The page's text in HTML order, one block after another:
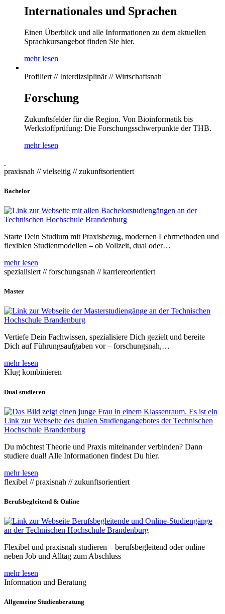
Internationales und Sprachen
Einen Überblick und alle Informationen zu dem aktuellen
Sprachkursangebot finden Sie hier.
mehr lesen
Profiliert // Interdizsiplinär // Wirtschaftsnah
Forschung
Zukunftsfelder für die Region. Von Bioinformatik bis
Werkstoffprüfung: Die Forschungsschwerpunkte der THB.
mehr lesen
praxisnah // vielseitig // zukunftsorientiert
Bachelor
Starte Dein Studium mit Praxisbezug, modernen Lehrmethoden und
flexiblen Studienmodellen – ob Vollzeit, dual oder…
mehr lesen
spezialisiert // forschungsnah // karriereorientiert
Master
Vertiefe Dein Fachwissen, spezialisiere Dich gezielt und bereite
Dich auf Führungsaufgaben vor – forschungsnah,…
mehr lesen
Klug kombinieren
Dual studieren
Du möchtest Theorie und Praxis miteinander verbinden? Dann
studiere dual! Alle Informationen findest Du hier.
mehr lesen
flexibel // praxisnah // zukunftsorientiert
Berufsbegleitend & Online
Flexibel und praxisnah studieren – berufsbegleitend oder online
neben Job und Alltag zum Abschluss
mehr lesen
Information und Beratung
Allgemeine Studienberatung